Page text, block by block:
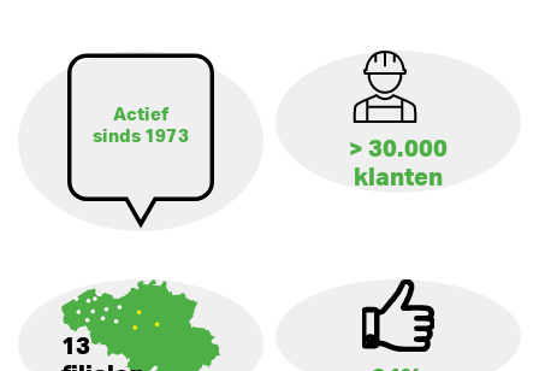
Actief
sinds 1973
> 30.000
klanten
13